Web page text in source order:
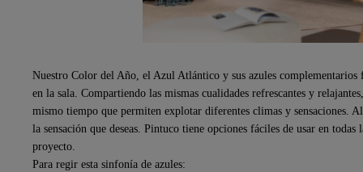
Nuestro Color del Año, el Azul Atlántico y sus azules
en la sala. Compartiendo las mismas cualidades refrescantes y
mismo tiempo que permiten explotar diferentes climas y sensaciones.
la sensación que deseas. Pintuco tiene opciones fáciles de usar en
proyecto.
Para regir esta sinfonía de azules: